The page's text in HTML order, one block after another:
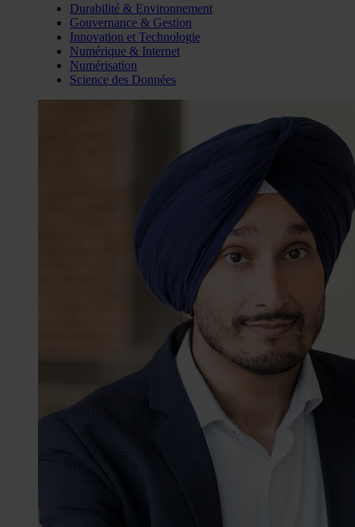
Durabilité & Environnement
Gouvernance & Gestion
Innovation et Technologie
Numérique & Internet
Numérisation
Science des Données